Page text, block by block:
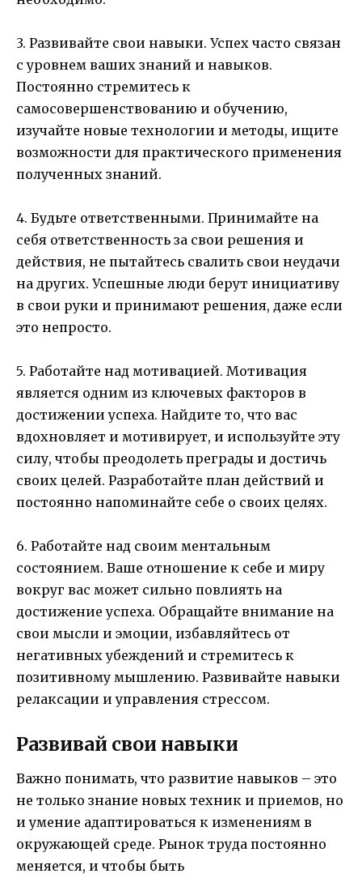
3. Развивайте свои навыки. Успех часто связан
с уровнем ваших знаний и навыков.
Постоянно стремитесь к
самосовершенствованию и обучению,
изучайте новые технологии и методы, ищите
возможности для практического применения
полученных знаний.
4. Будьте ответственными. Принимайте на
себя ответственность за свои решения и
действия, не пытайтесь свалить свои неудачи
на других. Успешные люди берут инициативу
в свои руки и принимают решения, даже если
это непросто.
5. Работайте над мотивацией. Мотивация
является одним из ключевых факторов в
достижении успеха. Найдите то, что вас
вдохновляет и мотивирует, и используйте эту
силу, чтобы преодолеть преграды и достичь
своих целей. Разработайте план действий и
постоянно напоминайте себе о своих целях.
6. Работайте над своим ментальным
состоянием. Ваше отношение к себе и миру
вокруг вас может сильно повлиять на
достижение успеха. Обращайте внимание на
свои мысли и эмоции, избавляйтесь от
негативных убеждений и стремитесь к
позитивному мышлению. Развивайте навыки
релаксации и управления стрессом.
Развивай свои навыки
Важно понимать, что развитие навыков – это
не только знание новых техник и приемов, но
и умение адаптироваться к изменениям в
окружающей среде. Рынок труда постоянно
меняется, и чтобы быть